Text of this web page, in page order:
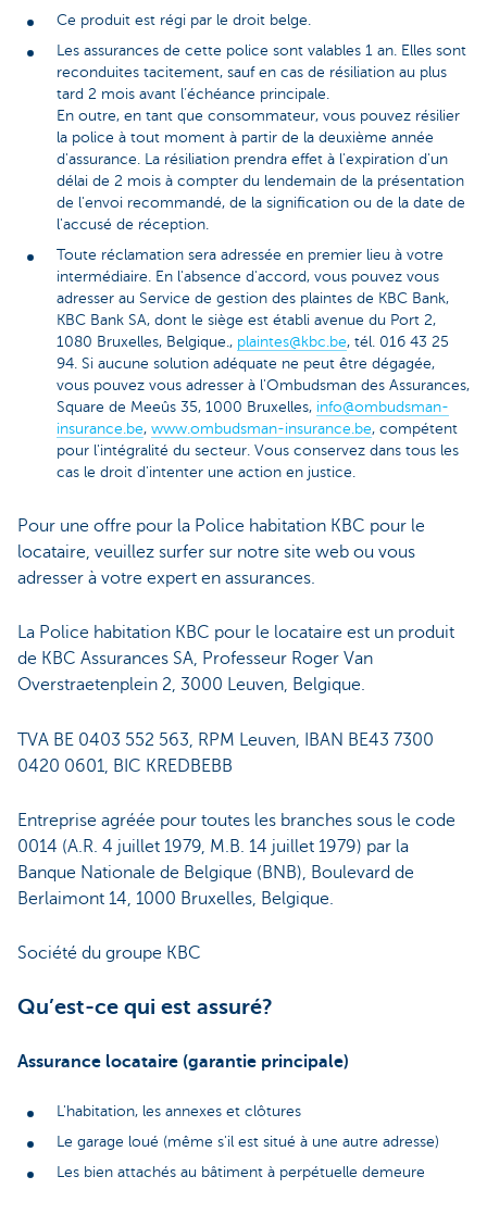
Ce produit est régi par le droit belge.
Les assurances de cette police sont valables 1 an. Elles sont
reconduites tacitement, sauf en cas de résiliation au plus
tard 2 mois avant l’échéance principale.
En outre, en tant que consommateur, vous pouvez résilier
la police à tout moment à partir de la deuxième année
d'assurance. La résiliation prendra effet à l'expiration d'un
délai de 2 mois à compter du lendemain de la présentation
de l'envoi recommandé, de la signification ou de la date de
l'accusé de réception.
Toute réclamation sera adressée en premier lieu à votre
intermédiaire. En l'absence d'accord, vous pouvez vous
adresser au Service de gestion des plaintes de KBC Bank,
KBC Bank SA, dont le siège est établi avenue du Port 2,
1080 Bruxelles, Belgique., plaintes@kbc.be, tél. 016 43 25
94. Si aucune solution adéquate ne peut être dégagée,
vous pouvez vous adresser à l'Ombudsman des Assurances,
Square de Meeûs 35, 1000 Bruxelles, info@ombudsman-
insurance.be, www.ombudsman-insurance.be, compétent
pour l'intégralité du secteur. Vous conservez dans tous les
cas le droit d'intenter une action en justice.
Pour une offre pour la Police habitation KBC pour le
locataire, veuillez surfer sur notre site web ou vous
adresser à votre expert en assurances.
La Police habitation KBC pour le locataire est un produit
de KBC Assurances SA, Professeur Roger Van
Overstraetenplein 2, 3000 Leuven, Belgique.
TVA BE 0403 552 563, RPM Leuven, IBAN BE43 7300
0420 0601, BIC KREDBEBB
Entreprise agréée pour toutes les branches sous le code
0014 (A.R. 4 juillet 1979, M.B. 14 juillet 1979) par la
Banque Nationale de Belgique (BNB), Boulevard de
Berlaimont 14, 1000 Bruxelles, Belgique.
Société du groupe KBC
Qu’est-ce qui est assuré?
Assurance locataire (garantie principale)
L'habitation, les annexes et clôtures
Le garage loué (même s'il est situé à une autre adresse)
Les bien attachés au bâtiment à perpétuelle demeure